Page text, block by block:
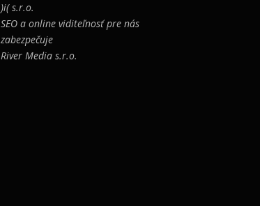
)i( s.r.o.
SEO a online viditeľnosť pre nás
zabezpečuje
River Media s.r.o.